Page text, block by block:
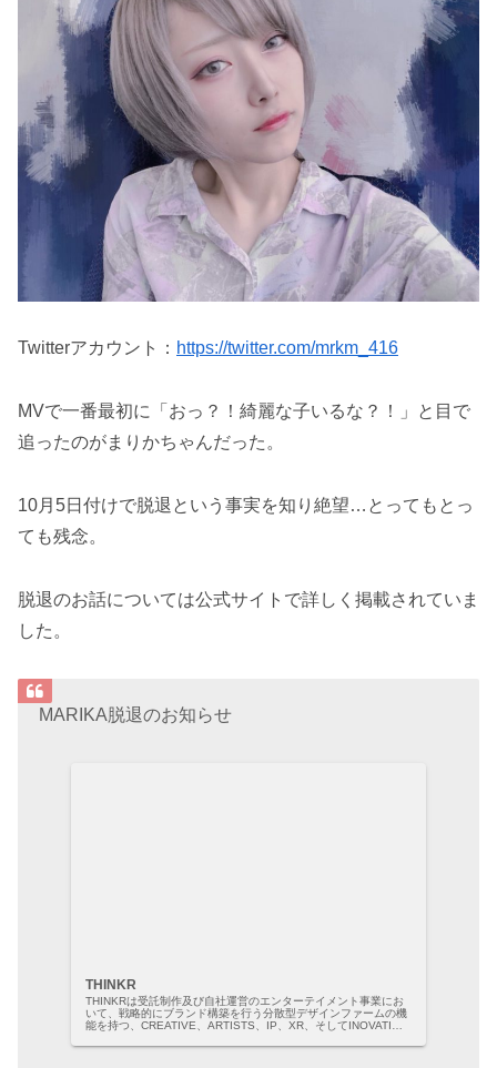
Twitterアカウント： https://twitter.com/mrkm_416
MVで一番最初に「おっ？！綺麗な子いるな？！」と目で
追ったのがまりかちゃんだった。
10月5日付けで脱退という事実を知り絶望…とってもとっ
ても残念。
脱退のお話については公式サイトで詳しく掲載されていま
した。
MARIKA脱退のお知らせ
THINKR
THINKRは受託制作及び自社運営のエンターテイメント事業にお
いて、戦略的にブランド構築を行う分散型デザインファームの機
能を持つ、CREATIVE、ARTISTS、IP、XR、そしてINOVATION